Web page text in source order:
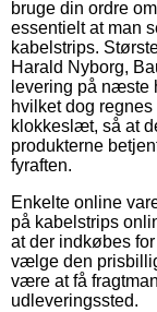
bruge din ordre
essentielt at man
kabelstrips.
Harald Nyborg,
levering på næste
hvilket dog
klokkeslæt, så at
produkterne
fyraften.
Enkelte online
på kabelstrips
at der indkøbes
vælge den
være at få
udleveringssted.